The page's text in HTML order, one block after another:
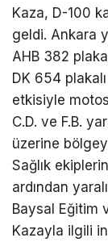
Kaza, D-100
geldi. Ankara
AHB 382
DK 654
etkisiyle
C.D. ve F.B.
üzerine
Sağlık
ardından
Baysal Eğitim
Kazayla ilgili